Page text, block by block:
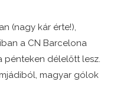
(nagy kár érte!),
a CN Barcelona
pénteken délelőtt lesz.
magyar gólok